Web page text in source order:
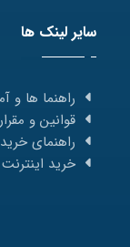
سایر لینک ها
راهنما ها و
قوانین و
راهنمای
خرید اینترنت